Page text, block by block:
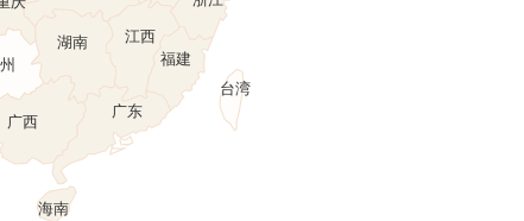
广西
湖北
江西
福建
重庆
安徽